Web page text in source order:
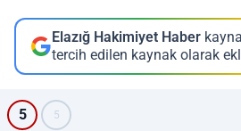
Elazığ Hakimiyet Haber
tercih edilen kaynak olarak
5 5